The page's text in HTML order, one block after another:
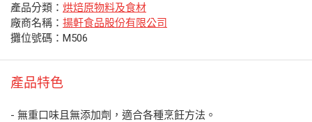
產品分類： 烘焙原物料及食材
廠商名稱： 揚軒食品股份有限公司
攤位號碼：M506
產品特色
- 無重口味且無添加劑，適合各種烹飪方法。